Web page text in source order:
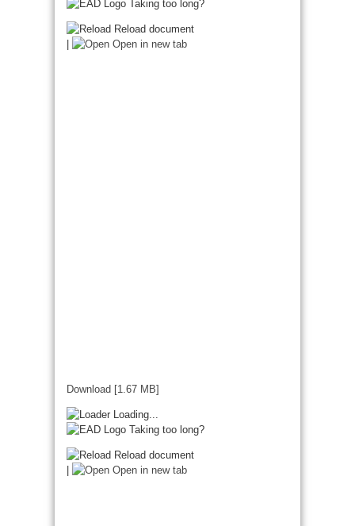
Taking too long?
Reload document
Open in new tab
Download [1.67 MB]
Loading...
Taking too long?
Reload document
Open in new tab